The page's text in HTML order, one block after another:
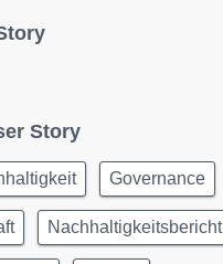
Story
Governance
Nachhaltigkeitsbericht